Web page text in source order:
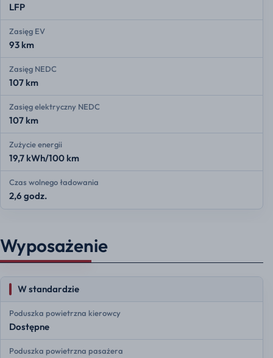
LFP
Zasięg EV
93 km
Zasięg NEDC
107 km
Zasięg elektryczny NEDC
107 km
Zużycie energii
19,7 kWh/100 km
Czas wolnego ładowania
2,6 godz.
Wyposażenie
W standardzie
Poduszka powietrzna kierowcy
Dostępne
Poduszka powietrzna pasażera